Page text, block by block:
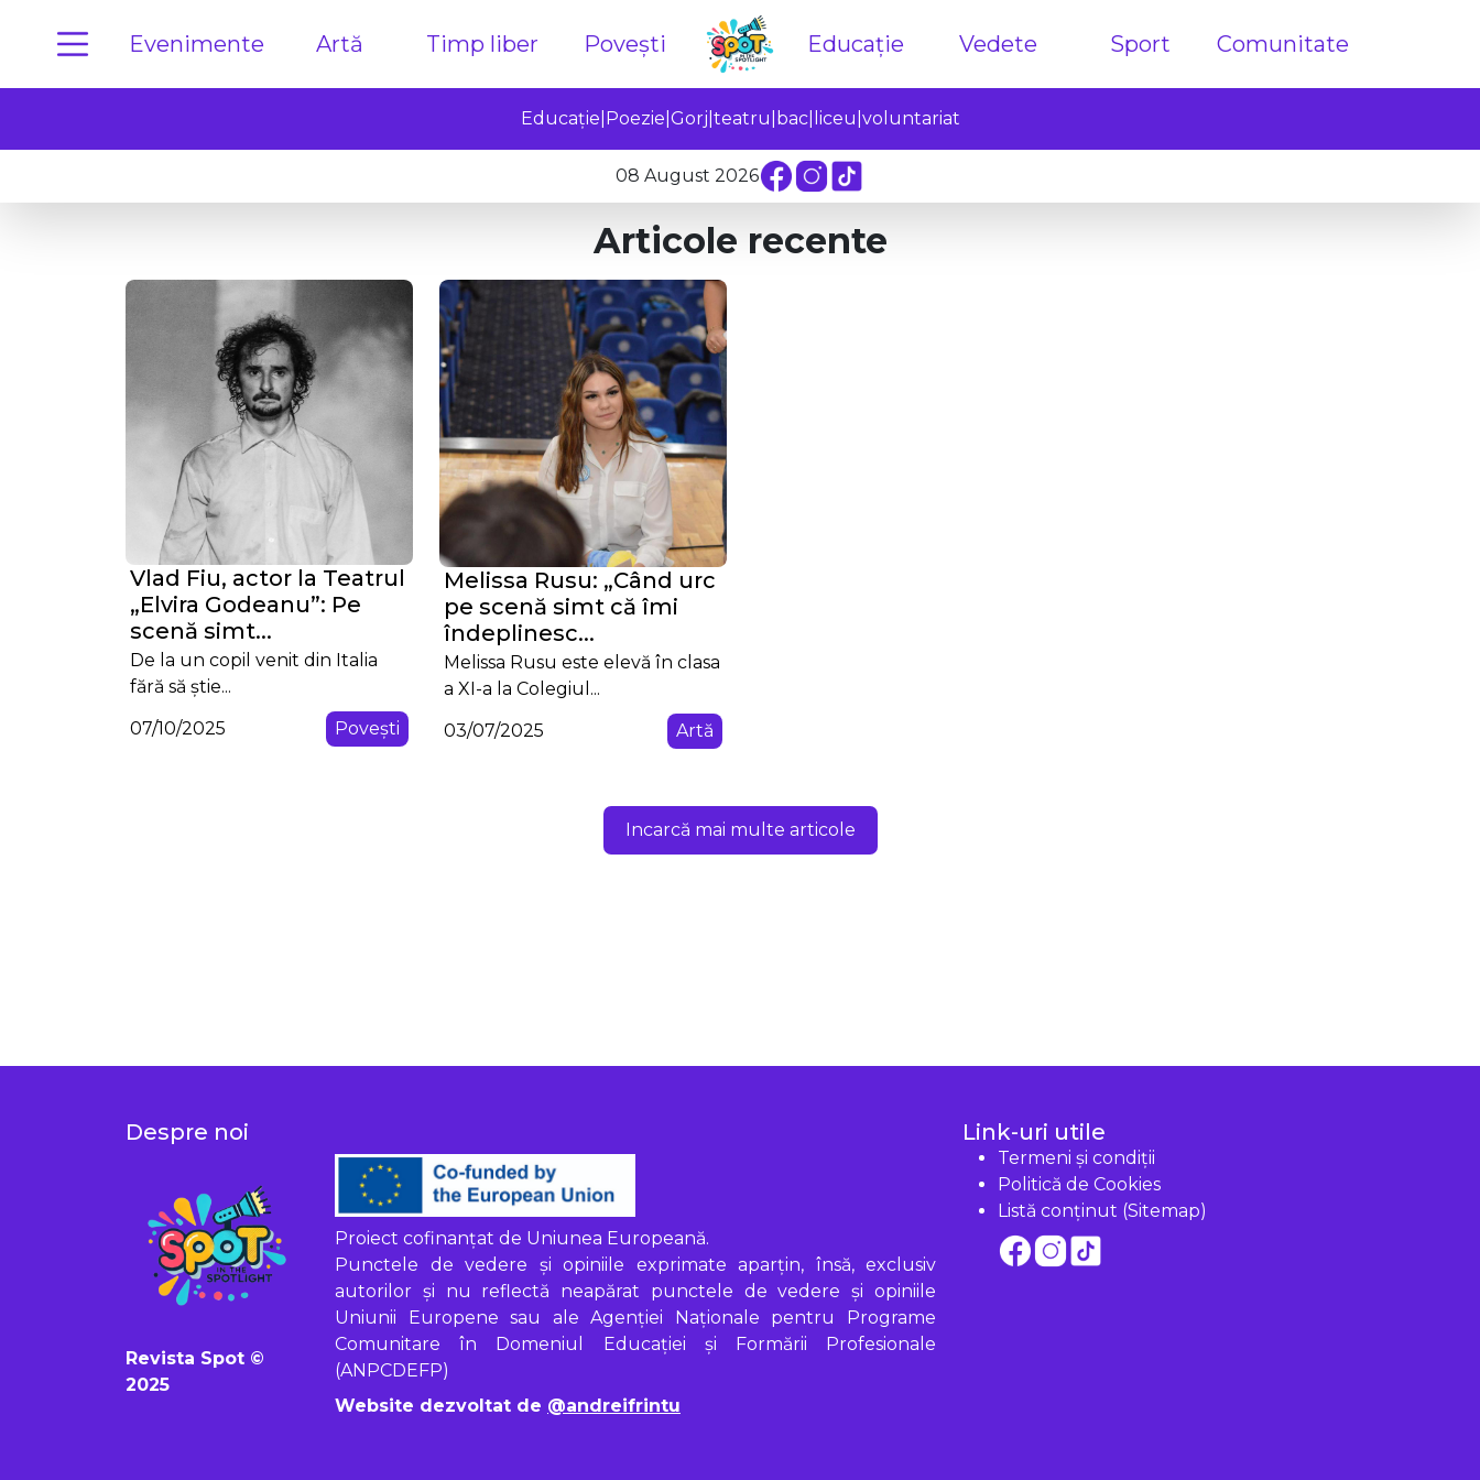
Evenimente Artă Timp liber Povești Educație Vedete Sport Comunitate
Educație Poezie Gorj teatru bac| liceu voluntariat
08 August 2026
Articole recente
Vlad Fiu, actor la Teatrul
„Elvira Godeanu”: Pe
scenă simt...
De la un copil venit din Italia
fără să știe...
07/10/2025
Povești
Melissa Rusu: „Când urc
pe scenă simt că îmi
îndeplinesc...
Melissa Rusu este elevă în clasa
a XI-a la Colegiul...
03/07/2025
Artă
Incarcă mai multe articole
Despre noi
Revista Spot ©
2025
Proiect cofinanțat de Uniunea Europeană.
Punctele de vedere și opiniile exprimate aparțin, însă, exclusiv
autorilor și nu reflectă neapărat punctele de vedere și opiniile
Uniunii Europene sau ale Agenției Naționale pentru Programe
Comunitare în Domeniul Educației și Formării Profesionale
(ANPCDEFP)
Website dezvoltat de @andreifrintu
Link-uri utile
Termeni și condiții
Politică de Cookies
Listă conținut (Sitemap)